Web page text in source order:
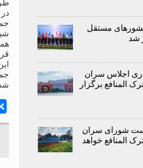
مستقل
شد
اجلاس سران
المنافع برگزار
شورای سران
المنافع خواهد